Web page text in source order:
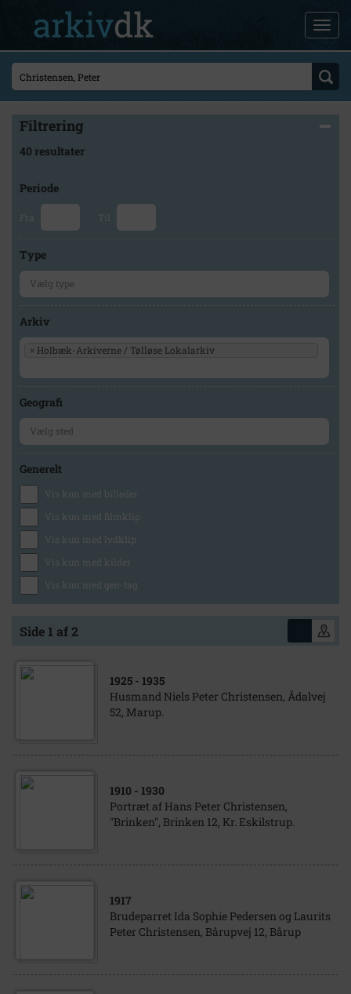
Filtrering
40 resultater
Periode
Fra Til
Type
Arkiv
× Holbæk-Arkiverne / Tølløse Lokalarkiv
Geografi
Generelt
Vis kun med billeder
Vis kun med filmklip
Vis kun med lydklip
Vis kun med kilder
Vis kun med geo-tag
Side 1 af 2
1925 - 1935
Husmand Niels Peter Christensen, Ådalvej
52, Marup.
1910 - 1930
Portræt af Hans Peter Christensen,
"Brinken", Brinken 12, Kr. Eskilstrup.
1917
Brudeparret Ida Sophie Pedersen og Laurits
Peter Christensen, Bårupvej 12, Bårup